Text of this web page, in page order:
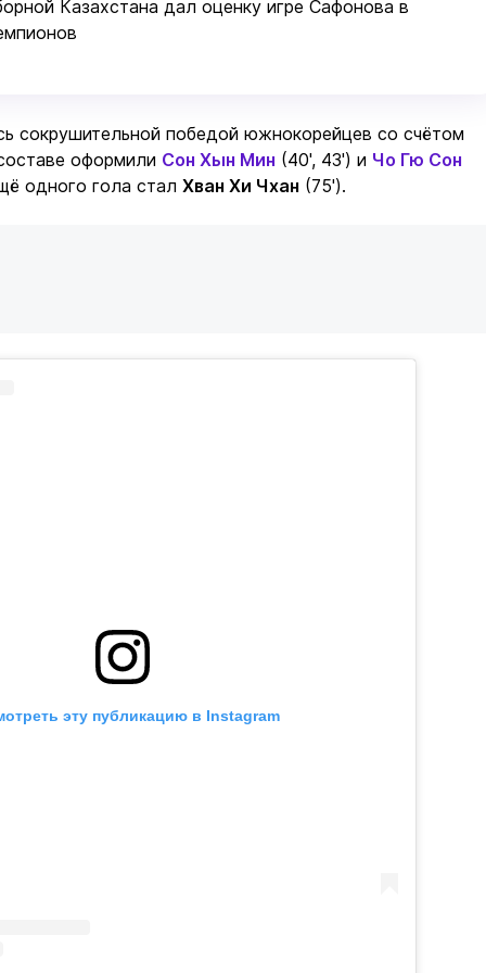
Казахстана дал оценку игре Сафонова в
сокрушительной победой южнокорейцев со счётом
оформили Сон Хын Мин (40', 43') и Чо Гю Сон
одного гола стал Хван Хи Чхан (75').
эту публикацию в Instagram